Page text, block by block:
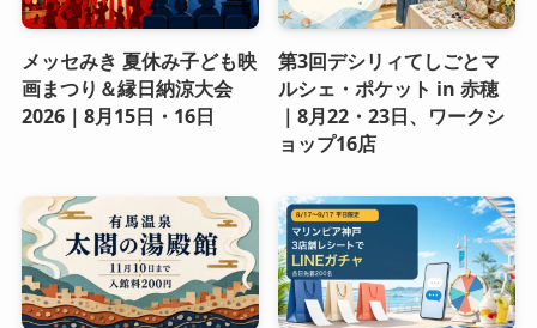
メッセみき 夏休み子ども映
画まつり＆縁日納涼大会
2026｜8月15日・16日
第3回デシリィてしごとマ
ルシェ・ポケット in 赤穂
｜8月22・23日、ワークシ
ョップ16店